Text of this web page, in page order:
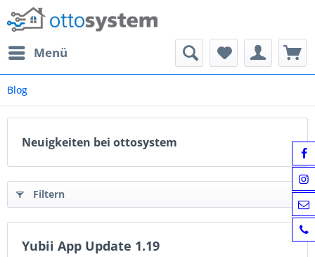
Menü
Blog
Neuigkeiten bei ottosystem
Filtern
Yubii App Update 1.19